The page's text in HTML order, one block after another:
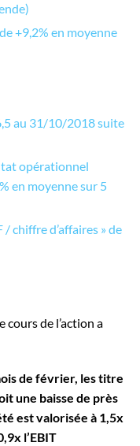
+9,2% en moyenne
au 31/10/2018 suite
opérationnel
en moyenne sur 5
chiffre d’affaires » de
cours de l’action a
de février, les titre
une baisse de près
est valorisée à 1,5x
l’EBIT